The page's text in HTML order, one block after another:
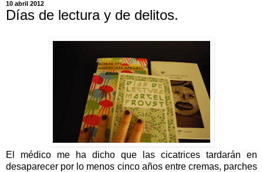
10 abril 2012
Días de lectura y de delitos.
El médico me ha dicho que las cicatrices tardarán en
desaparecer por lo menos cinco años entre cremas, parches